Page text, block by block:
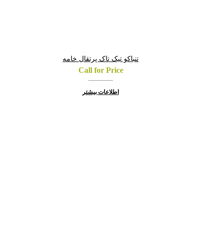
تنباکو تیک تاک پرتقال خامه
Call for Price
اطلاعات بیشتر